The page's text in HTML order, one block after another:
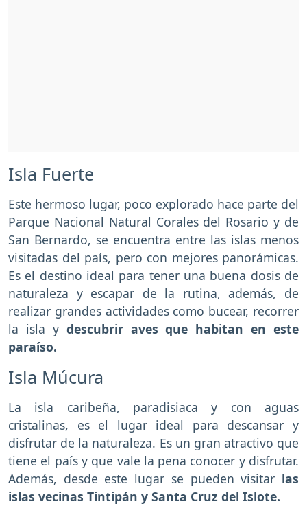
Isla Fuerte
Este hermoso lugar, poco explorado hace parte del
Parque Nacional Natural Corales del Rosario y de
San Bernardo, se encuentra entre las islas menos
visitadas del país, pero con mejores panorámicas.
Es el destino ideal para tener una buena dosis de
naturaleza y escapar de la rutina, además, de
realizar grandes actividades como bucear, recorrer
la isla y descubrir aves que habitan en este
paraíso.
Isla Múcura
La isla caribeña, paradisiaca y con aguas
cristalinas, es el lugar ideal para descansar y
disfrutar de la naturaleza. Es un gran atractivo que
tiene el país y que vale la pena conocer y disfrutar.
Además, desde este lugar se pueden visitar las
islas vecinas Tintipán y Santa Cruz del Islote.